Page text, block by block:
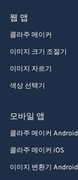
웹 앱
콜라주 메이커
이미지 크기 조절기
이미지 자르기
색상 선택기
모바일 앱
콜라주 메이커 Android
콜라주 메이커 iOS
이미지 변환기 Android